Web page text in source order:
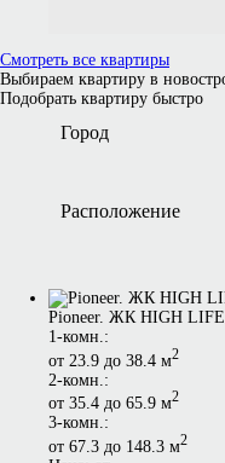
Смотреть все квартиры
Выбираем квартиру в
Подобрать квартиру быстро
Город
Расположение
Pioneer. ЖК HIGH LIFE
1-комн.:
от 23.9 до 38.4 м2
2-комн.:
от 35.4 до 65.9 м2
3-комн.:
от 67.3 до 148.3 м2